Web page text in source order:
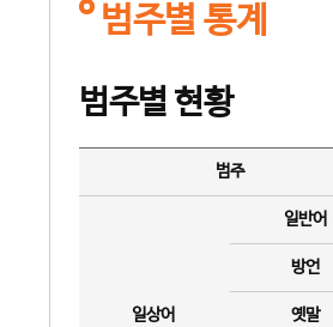
범주별 통계
범주별 현황
범주
일상어
일반어
방언
옛말